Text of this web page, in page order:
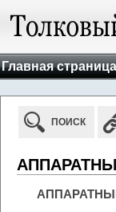
Главная
ПОИСК